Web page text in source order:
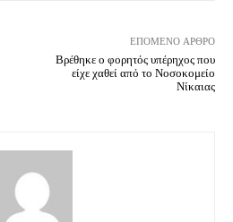
ΕΠΌΜΕΝΟ ΆΡΘΡΟ
Βρέθηκε ο φορητός υπέρηχος που
είχε χαθεί από το Νοσοκομείο
Νίκαιας